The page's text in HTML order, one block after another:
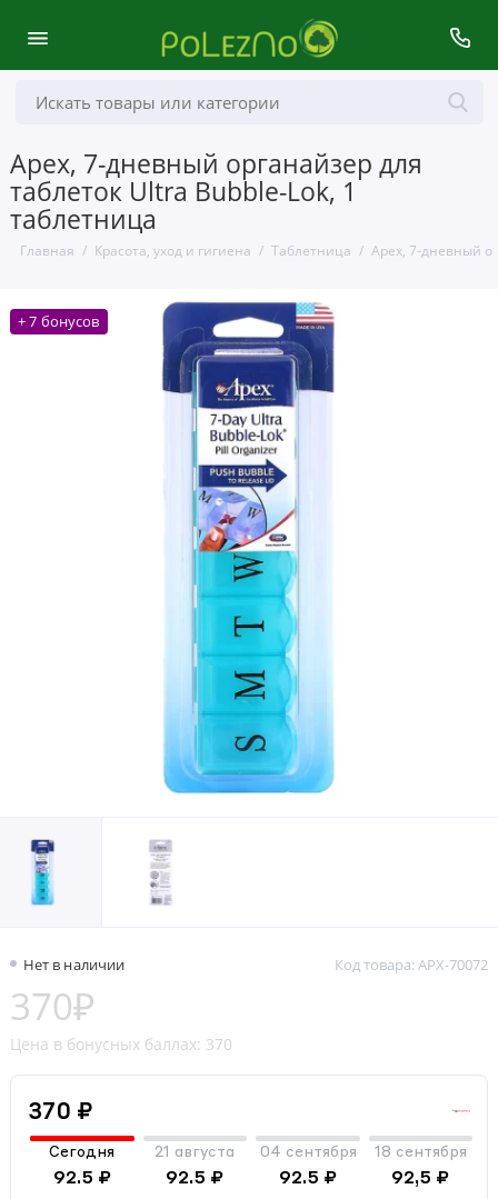
Apex, 7-дневный органайзер для
таблеток Ultra Bubble-Lok, 1
таблетница
Главная Красота, уход и гигиена Таблетница Apex, 7-дневный
+ 7 бонусов
Нет в наличии Код товара: APX-70072
370₽
Цена в бонусных баллах: 370
370 ₽
Сегодня
92.5 ₽
21 августа
92.5 ₽
04 сентября
92.5 ₽
18 сентября
92,5 ₽